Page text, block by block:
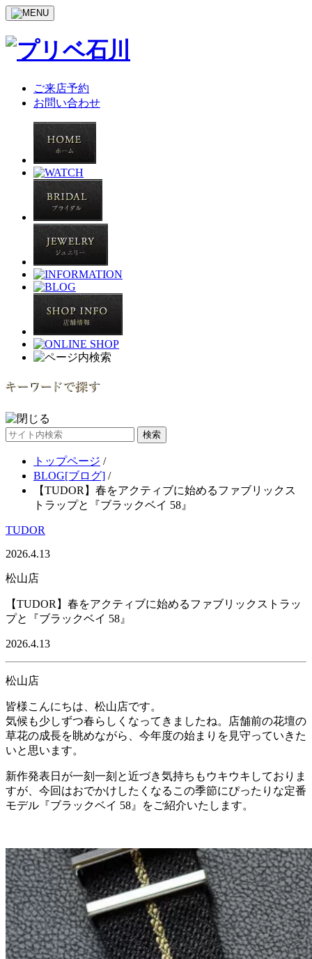
ご来店予約
お問い合わせ
サ
トップページ /
BLOG[ブログ] /
【TUDOR】春をアクティブに始めるファブリックス
トラップと『ブラックベイ 58』
TUDOR
2026.4.13
松山店
【TUDOR】春をアクティブに始めるファブリックストラッ
プと『ブラックベイ 58』
2026.4.13
松山店
皆様こんにちは、松山店です。
気候も少しずつ春らしくなってきましたね。店舗前の花壇の
草花の成長を眺めながら、今年度の始まりを見守っていきた
いと思います。
新作発表日が一刻一刻と近づき気持ちもウキウキしておりま
すが、今回はおでかけしたくなるこの季節にぴったりな定番
モデル『ブラックベイ 58』をご紹介いたします。